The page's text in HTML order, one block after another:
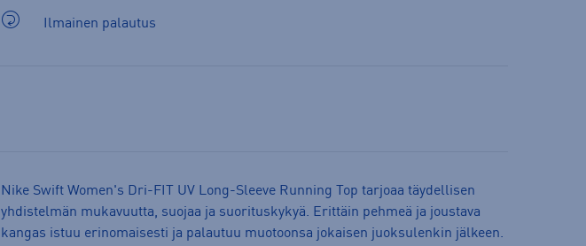
Ilmainen palautus
Nike Swift Women's Dri-FIT UV Long-Sleeve Running Top tarjoaa täydellisen
yhdistelmän mukavuutta, suojaa ja suorituskykyä. Erittäin pehmeä ja joustava
kangas istuu erinomaisesti ja palautuu muotoonsa jokaisen juoksulenkin jälkeen.